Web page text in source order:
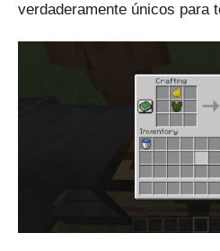
verdaderamente únicos para